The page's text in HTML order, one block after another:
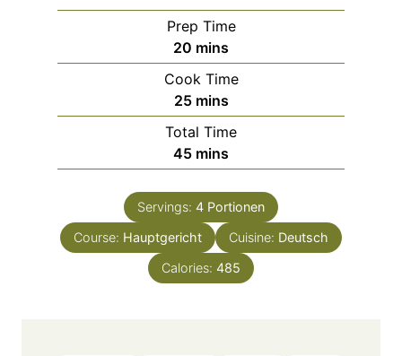
Prep Time
20 m
i
n
u
t
e
s
mins
Cook Time
25m
i
n
u
e
s
mins
Total Time
45m
i
n
t
e
s
mins
Servings: 4 Portionen
Course: Hauptgericht Cuisine: Deutsch
Calories: 485